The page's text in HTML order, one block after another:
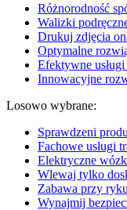
Różnorodność
Walizki
Drukuj zdjęcia
Optymalne
Efektywne
Innowacyjne
Losowo wybrane:
Sprawdzeni
Fachowe usługi
Elektryczne
Wlewaj tylko
Zabawa przy
Wynajmij